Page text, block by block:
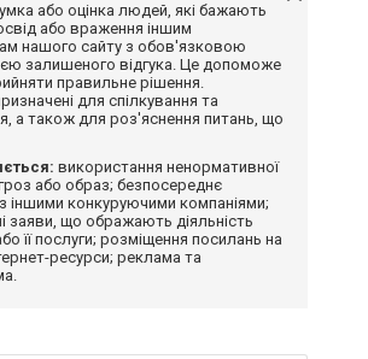
або оцінка людей, які бажають
або враження іншим
нашого сайту з обов'язковою
залишеного відгука. Це допоможе
правильне рішення.
для спілкування та
а також для роз'яснення питань, що
використання ненормативної
або образ; безпосереднє
іншими конкуруючими компаніями;
заяви, що ображають діяльність
її послуги; розміщення посилань на
ресурси; реклама та